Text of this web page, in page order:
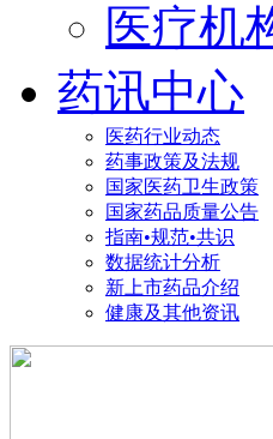
医疗机
药讯中心
医药行业动态
药事政策及法规
国家医药卫生政策
国家药品质量公告
指南•规范•共识
数据统计分析
新上市药品介绍
健康及其他资讯